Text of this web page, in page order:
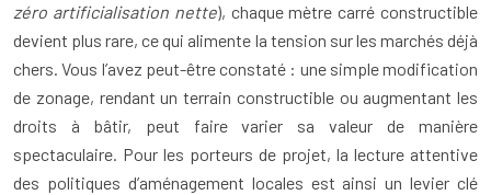
zéro artificialisation nette), chaque mètre carré constructible
devient plus rare, ce qui alimente la tension sur les marchés déjà
chers. Vous l’avez peut-être constaté : une simple modification
de zonage, rendant un terrain constructible ou augmentant les
droits à bâtir, peut faire varier sa valeur de manière
spectaculaire. Pour les porteurs de projet, la lecture attentive
des politiques d’aménagement locales est ainsi un levier clé